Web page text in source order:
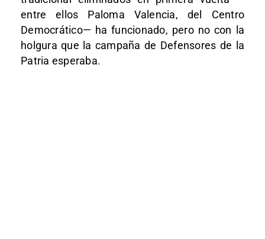
entre ellos Paloma Valencia, del Centro
Democrático— ha funcionado, pero no con la
holgura que la campaña de Defensores de la
Patria esperaba.